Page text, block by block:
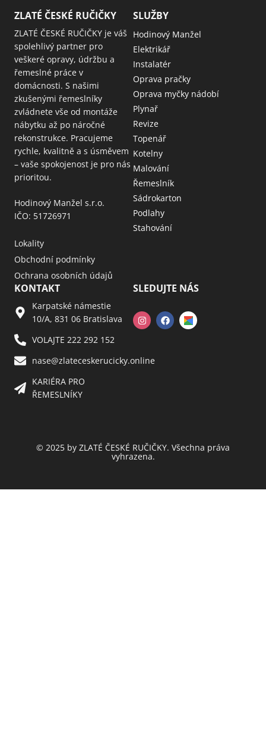
ZLATÉ ČESKÉ RUČIČKY
ZLATÉ ČESKÉ RUČIČKY je váš
spolehlivý partner pro
veškeré opravy, údržbu a
řemeslné práce v
domácnosti. S našimi
zkušenými řemeslníky
zvládnete vše od montáže
nábytku až po náročné
rekonstrukce. Pracujeme
rychle, kvalitně a s úsměvem
– vaše spokojenost je pro nás
prioritou.
Hodinový Manžel s.r.o.
IČO: 51726971
Lokality
Obchodní podmínky
Ochrana osobních údajů
SLUŽBY
Hodinový Manžel
Elektrikář
Instalatér
Oprava pračky
Oprava myčky nádobí
Plynař
Revize
Topenář
Kotelny
Malování
Řemeslník
Sádrokarton
Podlahy
Stahování
KONTAKT
Karpatské námestie
10/A, 831 06 Bratislava
VOLAJTE 222 292 152
nase@zlateceskerucicky.online
KARIÉRA PRO
ŘEMESLNÍKY
SLEDUJTE NÁS
© 2025 by ZLATÉ ČESKÉ RUČIČKY. Všechna práva
vyhrazena.